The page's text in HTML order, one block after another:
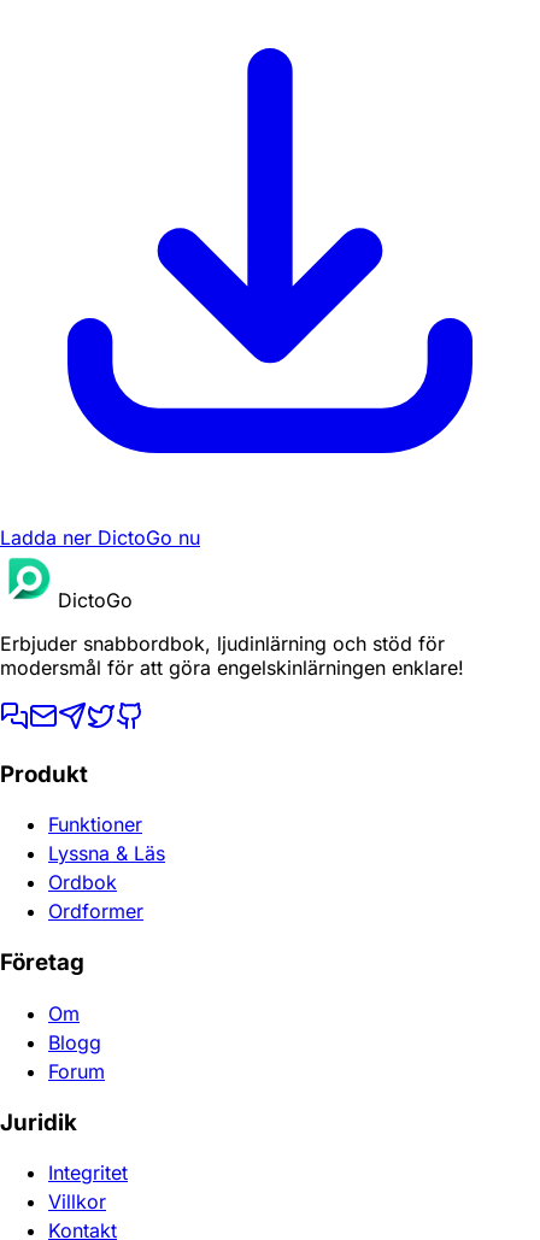
Ladda ner DictoGo nu
DictoGo
Erbjuder snabbordbok, ljudinlärning och stöd för
modersmål för att göra engelskinlärningen enklare!
Produkt
Funktioner
Lyssna & Läs
Ordbok
Ordformer
Företag
Om
Blogg
Forum
Juridik
Integritet
Villkor
Kontakt